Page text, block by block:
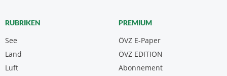
RUBRIKEN
See
Land
Luft
PREMIUM
ÖVZ E-Paper
Abonnement
ÖVZ EDITION